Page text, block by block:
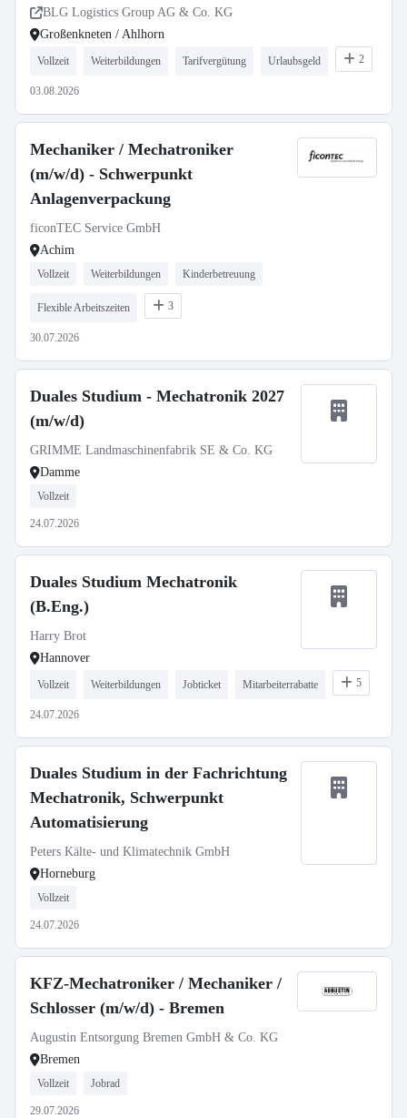
BLG Logistics Group AG & Co. KG
Großenkneten / Ahlhorn
Vollzeit Weiterbildungen Tarifvergütung Urlaubsgeld 2
03.08.2026
Mechaniker / Mechatroniker
(m/w/d) - Schwerpunkt
Anlagenverpackung
ficonTEC Service GmbH
Achim
Vollzeit Weiterbildungen Kinderbetreuung
Flexible Arbeitszeiten 3
30.07.2026
Duales Studium - Mechatronik 2027
(m/w/d)
GRIMME Landmaschinenfabrik SE & Co. KG
Damme
Vollzeit
24.07.2026
Duales Studium Mechatronik
(B.Eng.)
Harry Brot
Hannover
Vollzeit Weiterbildungen Jobticket Mitarbeiterrabatte 5
24.07.2026
Duales Studium in der Fachrichtung
Mechatronik, Schwerpunkt
Automatisierung
Peters Kälte- und Klimatechnik GmbH
Horneburg
Vollzeit
24.07.2026
KFZ-Mechatroniker / Mechaniker /
Schlosser (m/w/d) - Bremen
Augustin Entsorgung Bremen GmbH & Co. KG
Bremen
Vollzeit Jobrad
29.07.2026